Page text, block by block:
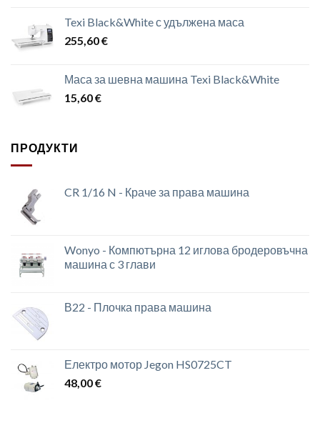
Texi Black&White с удължена маса
255,60€
Маса за шевна машина Texi Black&White
15,60€
ПРОДУКТИ
CR 1/16 N - Краче за права машина
Wonyo - Компютърна 12 иглова бродеровъчна
машина с 3 глави
В22 - Плочка права машина
Електро мотор Jegon HS0725CT
48,00€